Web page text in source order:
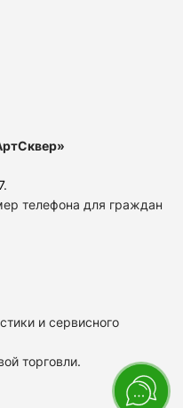
.
телефона для граждан
и сервисного
торговли.